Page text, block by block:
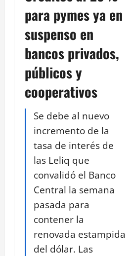
para pymes ya en
suspenso en
bancos privados,
públicos y
cooperativos
Se debe al nuevo
incremento de la
tasa de interés de
las Leliq que
convalidó el Banco
Central la semana
pasada para
contener la
renovada estampida
del dólar. Las